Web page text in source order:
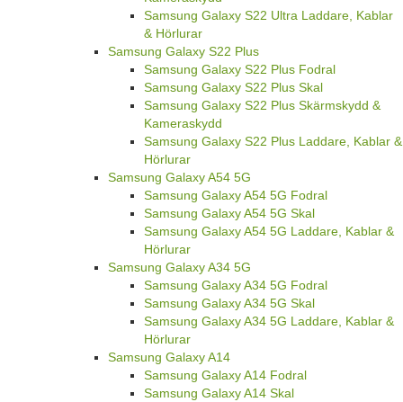
Samsung Galaxy S22 Ultra Laddare, Kablar
& Hörlurar
Samsung Galaxy S22 Plus
Samsung Galaxy S22 Plus Fodral
Samsung Galaxy S22 Plus Skal
Samsung Galaxy S22 Plus Skärmskydd &
Kameraskydd
Samsung Galaxy S22 Plus Laddare, Kablar &
Hörlurar
Samsung Galaxy A54 5G
Samsung Galaxy A54 5G Fodral
Samsung Galaxy A54 5G Skal
Samsung Galaxy A54 5G Laddare, Kablar &
Hörlurar
Samsung Galaxy A34 5G
Samsung Galaxy A34 5G Fodral
Samsung Galaxy A34 5G Skal
Samsung Galaxy A34 5G Laddare, Kablar &
Hörlurar
Samsung Galaxy A14
Samsung Galaxy A14 Fodral
Samsung Galaxy A14 Skal